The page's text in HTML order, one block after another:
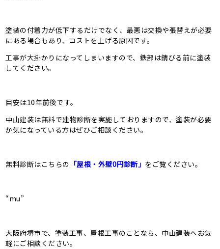
塗装の付着力が低下するだけでなく、最悪は交換や張替えが必要
にある場合もあり、コストを上げる原因です。
工事が大掛かりになってしまいますので、鉄部は錆びる前に塗装
してください。
目安は10年前後です。
中山建装は無料で建物診断を実施しておりますので、塗装が必要
か気になっている方はぜひご相談ください。
無料診断はこちらの 「屋根・外壁0円診断」 をご覧ください。
“mu”
大阪府堺市で、塗装工事、屋根工事のことなら、中山建装へお気
軽にご相談ください。